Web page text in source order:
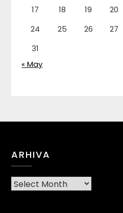
17
18 19 20
24
25 26 27
31
« May
ARHIVA
Arhiva